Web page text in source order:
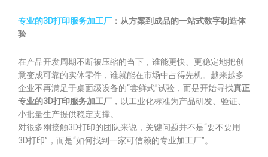
专业的3D打印服务加工厂 ：从方案到成品的一站式数字制造体
验
在产品开发周期不断被压缩的当下，谁能更快、更稳定地把创
意变成可靠的实体零件，谁就能在市场中占得先机。越来越多
企业不再满足于桌面级设备的“尝鲜式”试验，而是开始寻找真正
专业的3D打印服务加工厂 ，以工业化标准为产品研发、验证、
小批量生产提供稳定支撑。
对很多刚接触3D打印的团队来说，关键问题并不是“要不要用
3D打印”，而是“如何找到一家可信赖的专业加工厂”。